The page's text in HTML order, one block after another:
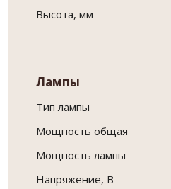
Высота, мм
Лампы
Тип лампы
Мощность общая
Мощность лампы
Напряжение, В